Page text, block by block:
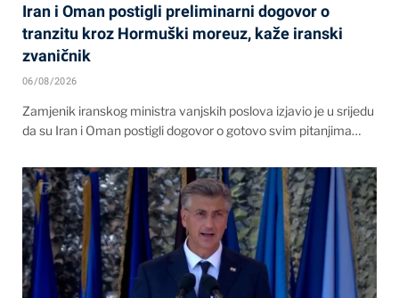
Iran i Oman postigli preliminarni dogovor o
tranzitu kroz Hormuški moreuz, kaže iranski
zvaničnik
06/08/2026
Zamjenik iranskog ministra vanjskih poslova izjavio je u srijedu
da su Iran i Oman postigli dogovor o gotovo svim pitanjima…